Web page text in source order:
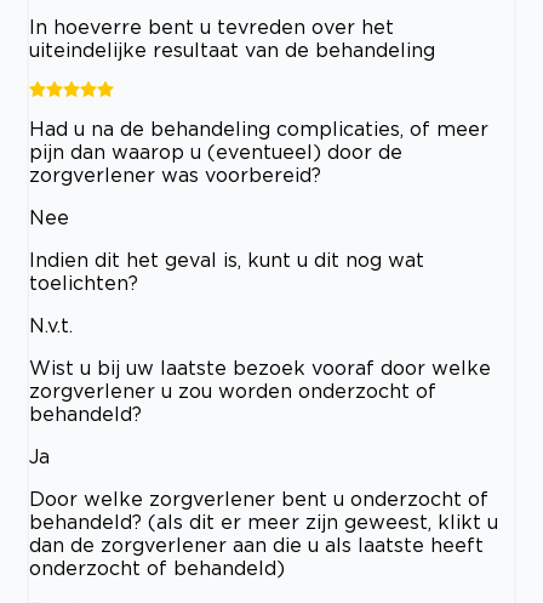
In hoeverre bent u tevreden over het
uiteindelijke resultaat van de behandeling
Had u na de behandeling complicaties, of meer
pijn dan waarop u (eventueel) door de
zorgverlener was voorbereid?
Nee
Indien dit het geval is, kunt u dit nog wat
toelichten?
N.v.t.
Wist u bij uw laatste bezoek vooraf door welke
zorgverlener u zou worden onderzocht of
behandeld?
Ja
Door welke zorgverlener bent u onderzocht of
behandeld? (als dit er meer zijn geweest, klikt u
dan de zorgverlener aan die u als laatste heeft
onderzocht of behandeld)